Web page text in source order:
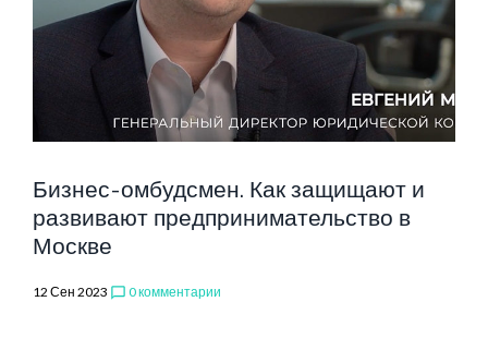
МОСКВЫ
Бизнес-омбудсмен. Как защищают и
развивают предпринимательство в
Москве
12 Сен 2023 chat_bubble_outline 0 комментарии